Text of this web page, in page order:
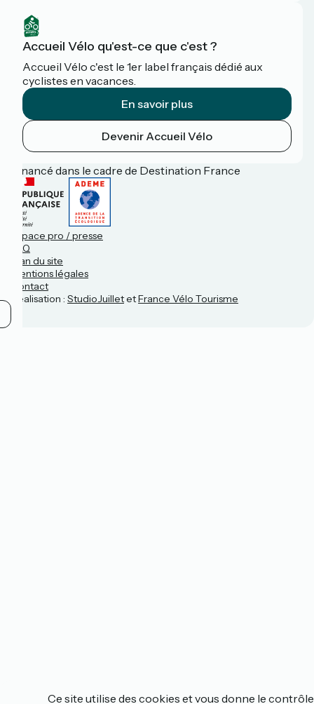
Accueil Vélo qu'est-ce que c'est ?
Accueil Vélo c'est le 1er label français dédié aux
cyclistes en vacances.
En savoir plus
Devenir Accueil Vélo
Financé dans le cadre de Destination France
Espace pro / presse
FAQ
Plan du site
Mentions légales
Contact
Réalisation : StudioJuilletetFrance Vélo Tourisme
Ce site utilise des cookies et vous donne le contrôle